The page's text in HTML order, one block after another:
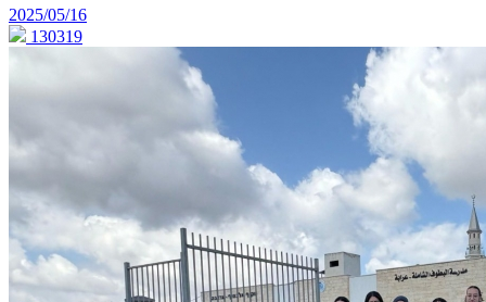
2025/05/16
130319